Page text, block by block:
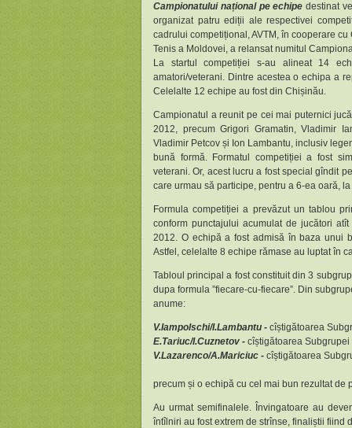
Campionatului național pe echipe destinat
organizat patru ediții ale respectivei
cadrului competițional, AVTM, în cooperare
Tenis a Moldovei, a relansat numitul
La startul competiției s-au alineat 14
amatori/veterani. Dintre acestea o echipa a
Celelalte 12 echipe au fost din Chișinău.
Campionatul a reunit pe cei mai puternici
2012, precum Grigori Gramatin, Vladimir
Vladimir Petcov și Ion Lambantu, inclusiv
bună formă. Formatul competiției a fost
veterani. Or, acest lucru a fost special gîndit
care urmau să participe, pentru a 6-ea oară,
Formula competiției a prevăzut un tablou
conform punctajului acumulat de jucători
2012. O echipă a fost admisă în baza unui
Astfel, celelalte 8 echipe rămase au luptat în
Tabloul principal a fost constituit din 3
dupa formula ”fiecare-cu-fiecare”. Din
anume:
V.Iampolschi/I.Lambantu - cîștigătoarea
E.Tariuc/I.Cuznetov - cîștigătoarea Subgrupei
V.Lazarenco/A.Mariciuc - cîștigătoarea
precum și o echipă cu cel mai bun rezultat de
Au urmat semifinalele. Învingatoare au
întîlniri au fost extrem de strînse, finaliștii fiind